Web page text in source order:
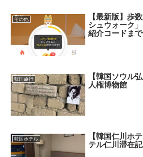
その他
【最新版】歩
シュウォーク
紹介コードまで
韓国旅行
【韓国ソウル
人権博物館
韓国ホテル
【韓国仁川ホ
テル仁川滞在記